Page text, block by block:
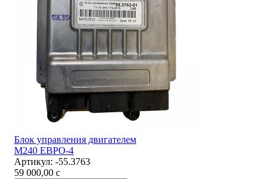
Блок управления двигателем
М240 ЕВРО-4
Артикул: -55.3763
59 000,00 c